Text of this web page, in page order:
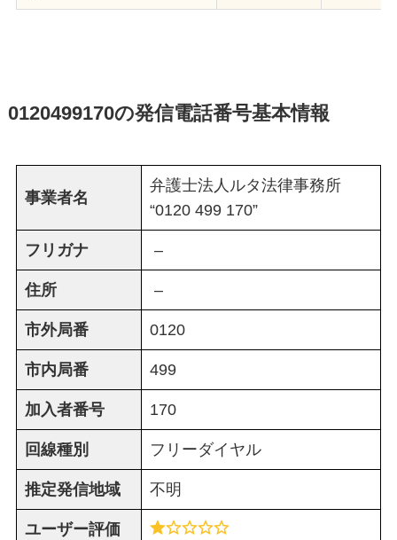
0120499170の発信電話番号基本情報
事業者名
弁護士法人ルタ法律事務所
“0120 499 170”
フリガナ –
住所 –
市外局番 0120
市内局番 499
加入者番号 170
回線種別 フリーダイヤル
推定発信地域 不明
ユーザー評価